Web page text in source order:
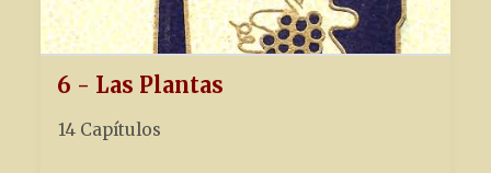
6 - Las Plantas
14 Capítulos